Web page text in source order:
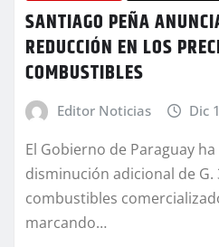
SANTIAGO PEÑA
REDUCCIÓN EN LOS
COMBUSTIBLES
Editor Noticias Dic
El Gobierno de Paraguay
disminución adicional de G.
combustibles
marcando…